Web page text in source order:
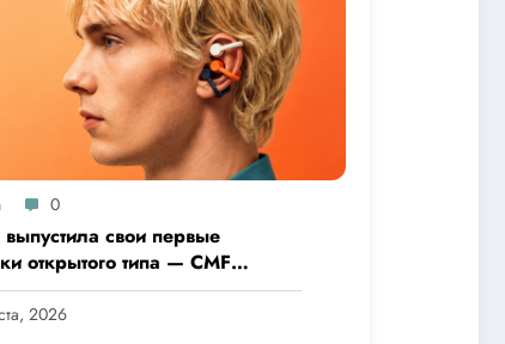
0
свои первые
открытого типа — CMF
2026